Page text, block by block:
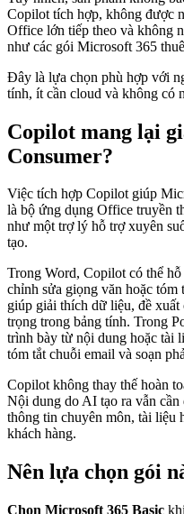
Copilot tích hợp, không được
Office lớn tiếp theo và không
như các gói Microsoft 365
Đây là lựa chọn phù hợp với
tính, ít cần cloud và không có
Copilot mang lại
Consumer?
Việc tích hợp Copilot giúp
là bộ ứng dụng Office truyền
như một trợ lý hỗ trợ xuyên
tạo.
Trong Word, Copilot có thể
chỉnh sửa giọng văn hoặc
giúp giải thích dữ liệu, đề
trọng trong bảng tính. Trong
trình bày từ nội dung hoặc tài
tóm tắt chuỗi email và soạn
Copilot không thay thế hoàn
Nội dung do AI tạo ra vẫn
thông tin chuyên môn, tài liệu
khách hàng.
Nên lựa chọn gói
Chọn Microsoft 365 Basic